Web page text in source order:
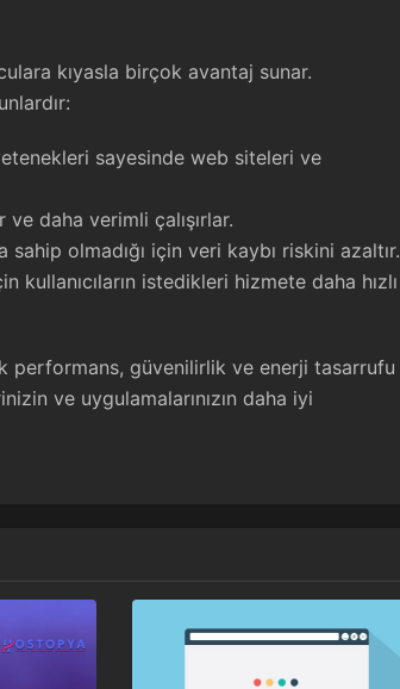
kıyasla birçok avantaj sunar.
sayesinde web siteleri ve
daha verimli çalışırlar.
olmadığı için veri kaybı riskini azaltır.
kullanıcıların istedikleri hizmete daha hızlı
performans, güvenilirlik ve enerji tasarrufu
ve uygulamalarınızın daha iyi